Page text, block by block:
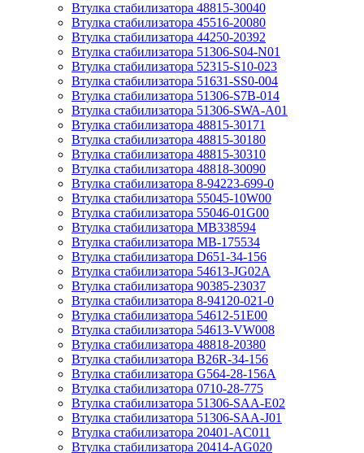
Втулка стабилизатора 48815-30040
Втулка стабилизатора 45516-20080
Втулка стабилизатора 44250-20392
Втулка стабилизатора 51306-S04-N01
Втулка стабилизатора 52315-S10-023
Втулка стабилизатора 51631-SS0-004
Втулка стабилизатора 51306-S7B-014
Втулка стабилизатора 51306-SWA-A01
Втулка стабилизатора 48815-30171
Втулка стабилизатора 48815-30180
Втулка стабилизатора 48815-30310
Втулка стабилизатора 48818-30090
Втулка стабилизатора 8-94223-699-0
Втулка стабилизатора 55045-10W00
Втулка стабилизатора 55046-01G00
Втулка стабилизатора MB338594
Втулка стабилизатора MB-175534
Втулка стабилизатора D651-34-156
Втулка стабилизатора 54613-JG02A
Втулка стабилизатора 90385-23037
Втулка стабилизатора 8-94120-021-0
Втулка стабилизатора 54612-51E00
Втулка стабилизатора 54613-VW008
Втулка стабилизатора 48818-20380
Втулка стабилизатора B26R-34-156
Втулка стабилизатора G564-28-156A
Втулка стабилизатора 0710-28-775
Втулка стабилизатора 51306-SAA-E02
Втулка стабилизатора 51306-SAA-J01
Втулка стабилизатора 20401-AC011
Втулка стабилизатора 20414-AG020